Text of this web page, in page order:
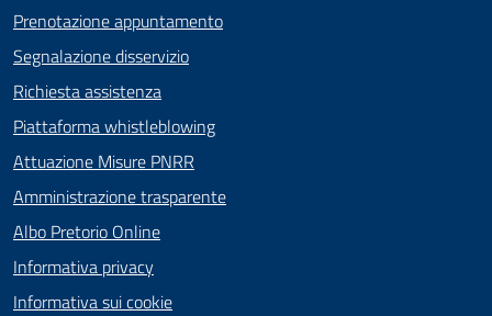
Prenotazione appuntamento
Segnalazione disservizio
Richiesta assistenza
Piattaforma whistleblowing
Attuazione Misure PNRR
Amministrazione trasparente
Albo Pretorio Online
Informativa privacy
Informativa sui cookie